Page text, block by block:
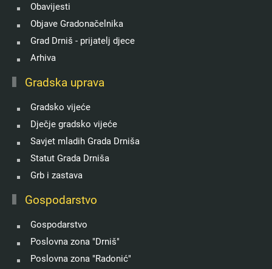
Obavijesti
Objave Gradonačelnika
Grad Drniš - prijatelj djece
Arhiva
Gradska uprava
Gradsko vijeće
Dječje gradsko vijeće
Savjet mladih Grada Drniša
Statut Grada Drniša
Grb i zastava
Gospodarstvo
Gospodarstvo
Poslovna zona "Drniš"
Poslovna zona "Radonić"